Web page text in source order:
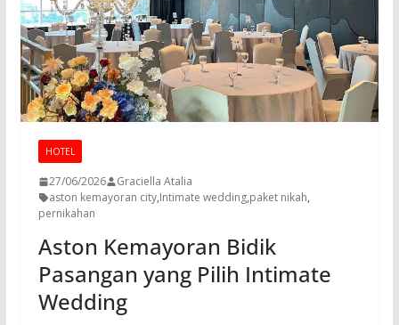
HOTEL
27/06/2026
Graciella Atalia
aston kemayoran city,Intimate wedding,paket nikah,
pernikahan
Aston Kemayoran Bidik
Pasangan yang Pilih Intimate
Wedding